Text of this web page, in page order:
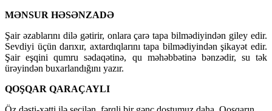
MƏNSUR HƏSƏNZADƏ
Şair əzablarını dilə gətirir, onlara çarə tapa bilmədiyindən giley edir.
Sevdiyi üçün darıxır, axtardıqlarını tapa bilmədiyindən şikayət edir.
Şair eşqini qumru sədaqətinə, qu məhəbbətinə bənzədir, su tək
ürəyindən buxarlandığını yazır.
QOŞQAR QARAÇAYLI